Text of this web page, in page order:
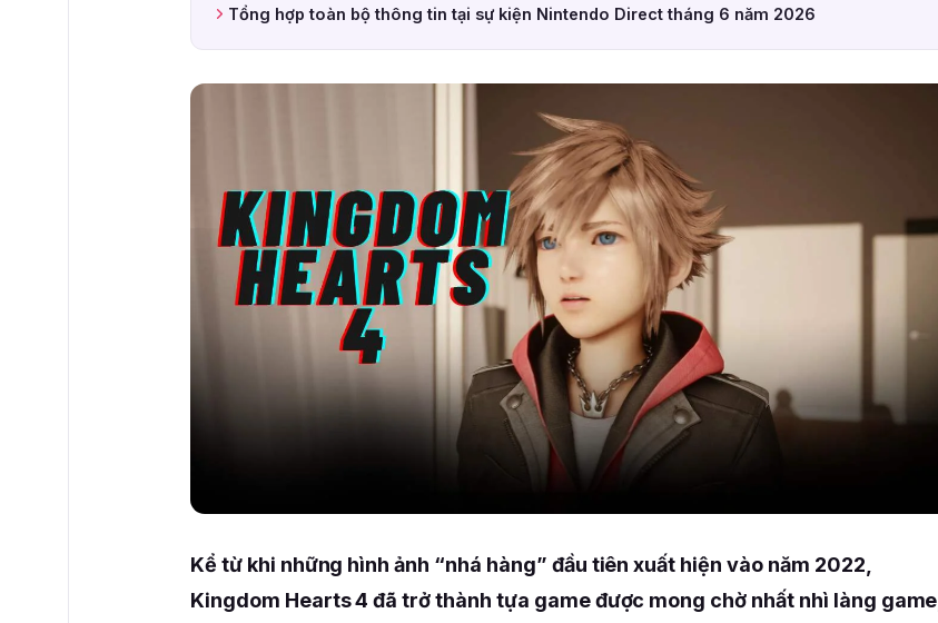
Tổng hợp toàn bộ thông tin tại sự kiện Nintendo Direct tháng 6 năm 2026
Kể từ khi những hình ảnh “nhá hàng” đầu tiên xuất hiện vào năm 2022,
Kingdom Hearts 4 đã trở thành tựa game được mong chờ nhất nhì làng game,